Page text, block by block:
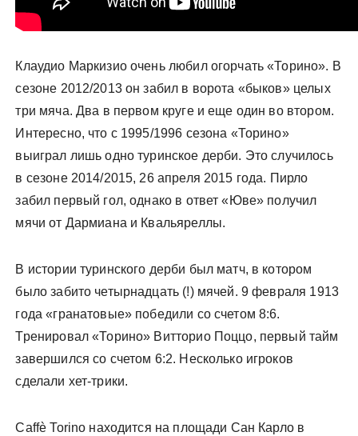
Клаудио Маркизио очень любил огорчать «Торино». В
сезоне 2012/2013 он забил в ворота «быков» целых
три мяча. Два в первом круге и еще один во втором.
Интересно, что с 1995/1996 сезона «Торино»
выиграл лишь одно туринское дерби. Это случилось
в сезоне 2014/2015, 26 апреля 2015 года. Пирло
забил первый гол, однако в ответ «Юве» получил
мячи от Дармиана и Квальяреллы.
В истории туринского дерби был матч, в котором
было забито четырнадцать (!) мячей. 9 февраля 1913
года «гранатовые» победили со счетом 8:6.
Тренировал «Торино» Витторио Поццо, первый тайм
завершился со счетом 6:2. Несколько игроков
сделали хет-трики.
Caffè Torino находится на площади Сан Карло в